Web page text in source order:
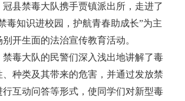
禁毒大队携手贾镇派出所，走进了
毒知识进校园，护航青春助成长”为主
开生面的法治宣传教育活动。
大队的民警们深入浅出地讲解了毒
种类及其带来的危害，并通过发放禁
行互动问答等形式，使同学们对新型毒